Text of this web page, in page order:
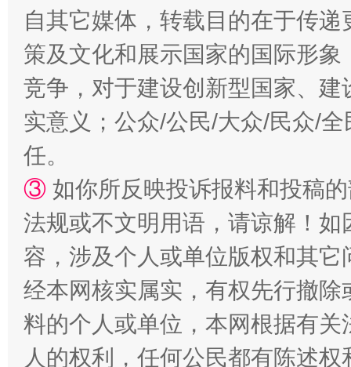
漫山遍野的桃花与雪山、麦地、白藏房 除
招工难、用工荒背后
自其它媒体，转载目的在于传
策及文化和展示国家的国际形
竞争，对于建设创新型国家、
实意义；公众/公民/大众/民众/
任。
③ 如你所反映投诉报料和投稿
法规或不文明用语，请谅解！
容，涉及个人或单位版权和其它
经本网核实属实，有权先行撤
料的个人或单位，本网根据有
人的权利，任何公民都有陈述